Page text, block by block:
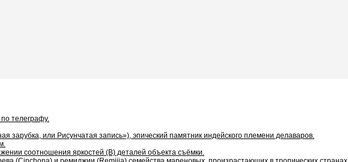
телеграфу.
зарубка, или Рисунчатая запись»), эпический памятник индейского племени делаваров.
соотношения яркостей (В) деталей объекта съёмки.